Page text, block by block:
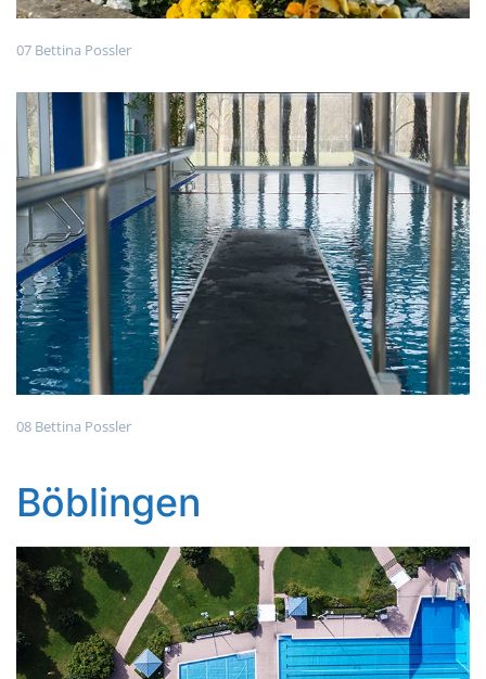
07 Bettina Possler
08 Bettina Possler
Böblingen